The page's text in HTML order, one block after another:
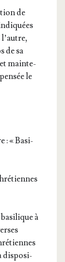
de
de sa
et main­te­
le
: « Basi­
à
dis­po­si­